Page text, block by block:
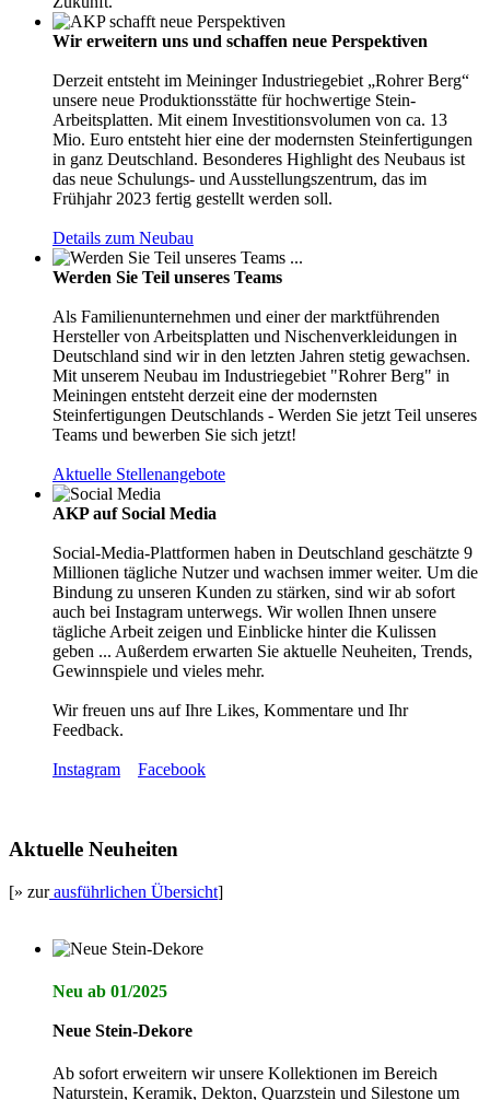
Wir erweitern uns und schaffen neue Perspektiven
Derzeit entsteht im Meininger Industriegebiet „Rohrer Berg“
unsere neue Produktionsstätte für hochwertige Stein-
Arbeitsplatten. Mit einem Investitionsvolumen von ca. 13
Mio. Euro entsteht hier eine der modernsten Steinfertigungen
in ganz Deutschland. Besonderes Highlight des Neubaus ist
das neue Schulungs- und Ausstellungszentrum, das im
Frühjahr 2023 fertig gestellt werden soll.
Details zum Neubau
Werden Sie Teil unseres Teams
Als Familienunternehmen und einer der marktführenden
Hersteller von Arbeitsplatten und Nischenverkleidungen in
Deutschland sind wir in den letzten Jahren stetig gewachsen.
Mit unserem Neubau im Industriegebiet "Rohrer Berg" in
Meiningen entsteht derzeit eine der modernsten
Steinfertigungen Deutschlands - Werden Sie jetzt Teil unseres
Teams und bewerben Sie sich jetzt!
Aktuelle Stellenangebote
AKP auf Social Media
Social-Media-Plattformen haben in Deutschland geschätzte 9
Millionen tägliche Nutzer und wachsen immer weiter. Um die
Bindung zu unseren Kunden zu stärken, sind wir ab sofort
auch bei Instagram unterwegs. Wir wollen Ihnen unsere
tägliche Arbeit zeigen und Einblicke hinter die Kulissen
geben ... Außerdem erwarten Sie aktuelle Neuheiten, Trends,
Gewinnspiele und vieles mehr.
Wir freuen uns auf Ihre Likes, Kommentare und Ihr
Feedback.
Instagram Facebook
Aktuelle Neuheiten
[» zurausführlichen Übersicht]
Neu ab 01/2025
Neue Stein-Dekore
Ab sofort erweitern wir unsere Kollektionen im Bereich
Naturstein, Keramik, Dekton, Quarzstein und Silestone um